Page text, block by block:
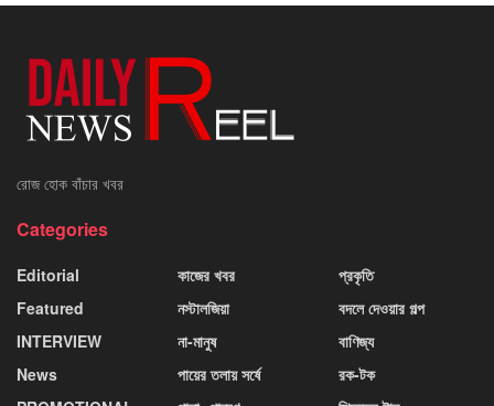
রোজ হোক বাঁচার খবর
Categories
Editorial
Featured
INTERVIEW
News
কাজের খবর
নস্টালজিয়া
না-মানুষ
পায়ের তলায় সর্ষে
প্রকৃতি
বদলে দেওয়ার গল্প
বাণিজ্য
রক-টক